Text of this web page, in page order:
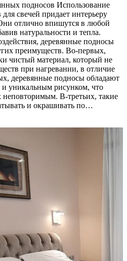
подносов Использование
свечей придает интерьеру
отлично впишутся в любой
натуральности и тепла.
деревянные подносы
преимуществ. Во-первых,
чистый материал, который не
при нагревании, в отличие
деревянные подносы обладают
и уникальным рисунком, что
неповторимым. В-третьих, такие
и окрашивать по…